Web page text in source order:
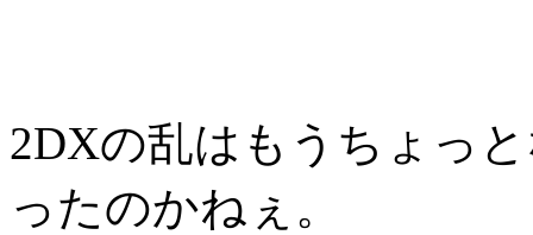
2DXの乱はもうちょっ
ったのかねぇ。